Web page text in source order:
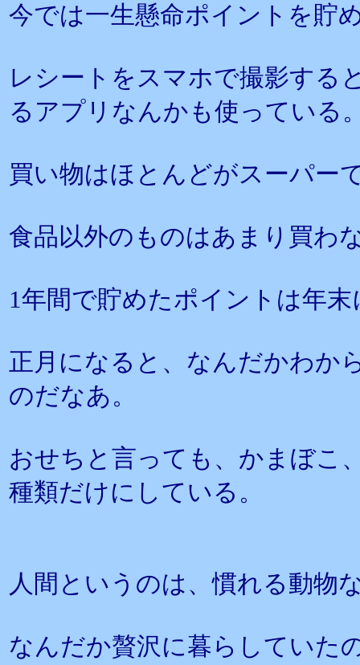
今では一生懸命ポイントを貯
レシートをスマホで撮影する
るアプリなんかも使っている
買い物はほとんどがスーパー
食品以外のものはあまり買わ
1年間で貯めたポイントは年
正月になると、なんだかわか
のだなあ。
おせちと言っても、かまぼこ
種類だけにしている。
人間というのは、慣れる動物
なんだか贅沢に暮らしていた